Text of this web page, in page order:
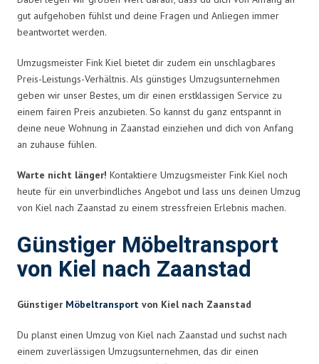
gut aufgehoben fühlst und deine Fragen und Anliegen immer
beantwortet werden.
Umzugsmeister Fink Kiel bietet dir zudem ein unschlagbares
Preis-Leistungs-Verhältnis. Als günstiges Umzugsunternehmen
geben wir unser Bestes, um dir einen erstklassigen Service zu
einem fairen Preis anzubieten. So kannst du ganz entspannt in
deine neue Wohnung in Zaanstad einziehen und dich von Anfang
an zuhause fühlen.
Warte nicht länger! Kontaktiere Umzugsmeister Fink Kiel noch
heute für ein unverbindliches Angebot und lass uns deinen Umzug
von Kiel nach Zaanstad zu einem stressfreien Erlebnis machen.
Günstiger Möbeltransport
von Kiel nach Zaanstad
Günstiger Möbeltransport von Kiel nach Zaanstad
Du planst einen Umzug von Kiel nach Zaanstad und suchst nach
einem zuverlässigen Umzugsunternehmen, das dir einen